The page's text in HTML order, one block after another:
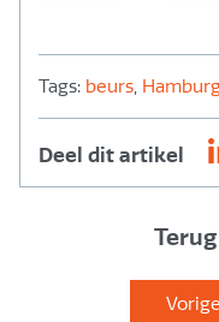
Tags: beurs,
Deel dit artikel
Vorige